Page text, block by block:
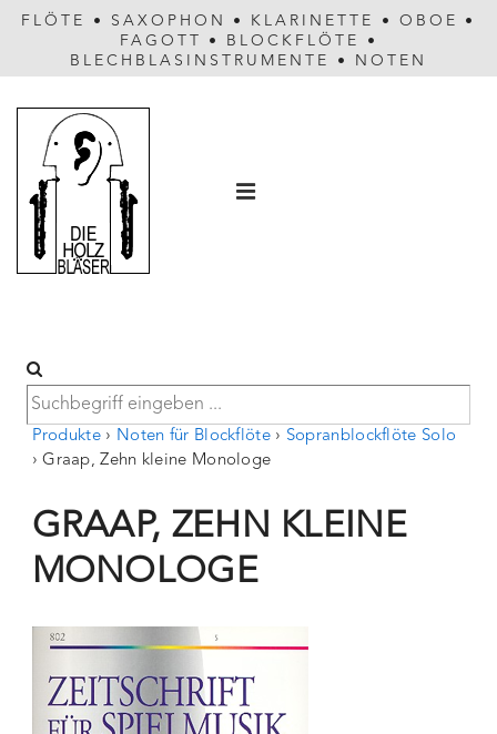
FLÖTE • SAXOPHON • KLARINETTE • OBOE
•
FAGOTT
• BLOCKFLÖTE
•
BLECHBLASINSTRUMENTE
• NOTEN
Produkte › Noten für Blockflöte › Sopranblockflöte Solo
› Graap, Zehn kleine Monologe
GRAAP, ZEHN KLEINE
MONOLOGE